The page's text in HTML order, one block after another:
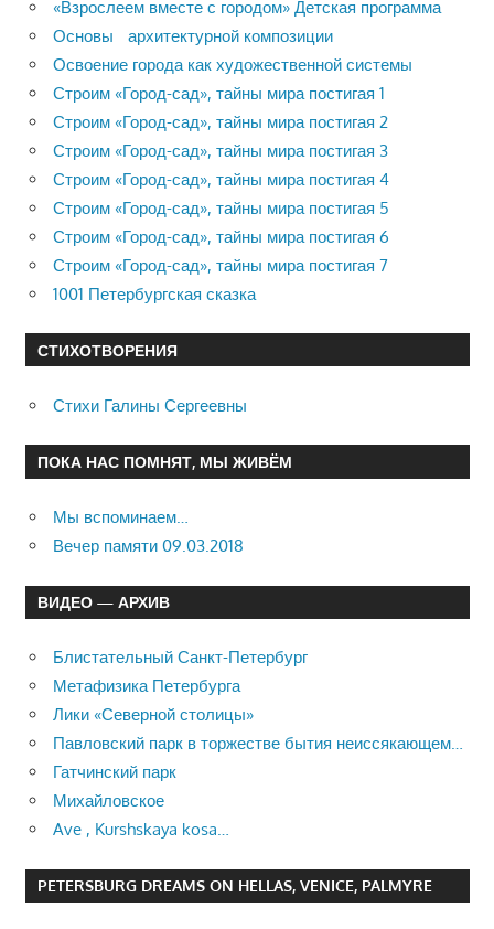
«Взрослеем вместе с городом» Детская программа
Основы архитектурной композиции
Освоение города как художественной системы
Строим «Город-сад», тайны мира постигая 1
Строим «Город-сад», тайны мира постигая 2
Строим «Город-сад», тайны мира постигая 3
Строим «Город-сад», тайны мира постигая 4
Строим «Город-сад», тайны мира постигая 5
Строим «Город-сад», тайны мира постигая 6
Строим «Город-сад», тайны мира постигая 7
1001 Петербургская сказка
СТИХОТВОРЕНИЯ
Стихи Галины Сергеевны
ПОКА НАС ПОМНЯТ, МЫ ЖИВЁМ
Мы вспоминаем…
Вечер памяти 09.03.2018
ВИДЕО — АРХИВ
Блистательный Санкт-Петербург
Метафизика Петербурга
Лики «Северной столицы»
Павловский парк в торжестве бытия неиссякающем…
Гатчинский парк
Михайловское
Ave , Kurshskaya kosa…
PETERSBURG DREAMS ON HELLAS, VENICE, PALMYRE